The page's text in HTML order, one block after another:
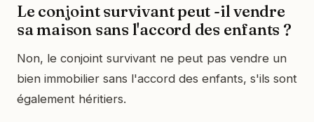
Le conjoint survivant peut -il vendre
sa maison sans l'accord des enfants ?
Non, le conjoint survivant ne peut pas vendre un
bien immobilier sans l'accord des enfants, s'ils sont
également héritiers.